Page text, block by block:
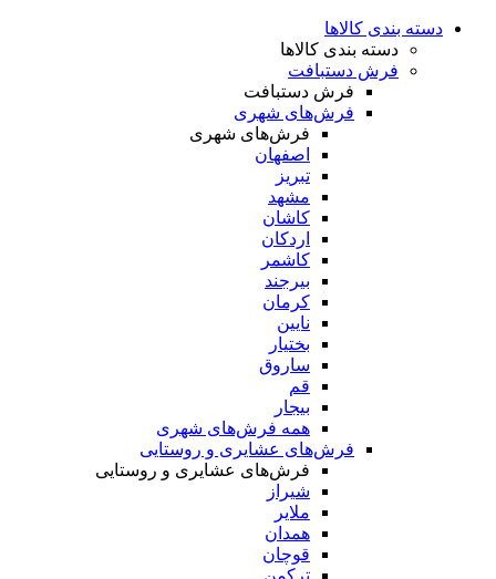
دسته بندی کالاها
دسته بندی کالاها
فرش دستبافت
فرش دستبافت
فرش‌های شهری
فرش‌های شهری
اصفهان
تبریز
مشهد
کاشان
اردکان
کاشمر
بیرجند
کرمان
نایین
بختیار
ساروق
قم
بیجار
همه فرش‌های شهری
فرش‌های عشایری و روستایی
فرش‌های عشایری و روستایی
شیراز
ملایر
همدان
قوچان
ترکمن